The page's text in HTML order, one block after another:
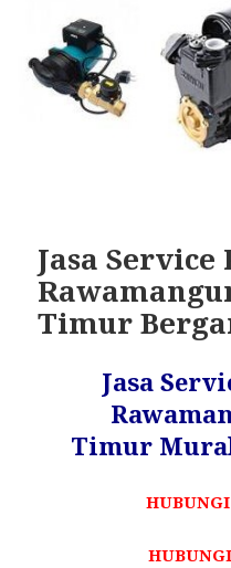
Jasa
Timur
Jasa
Timur
HUBUNGI